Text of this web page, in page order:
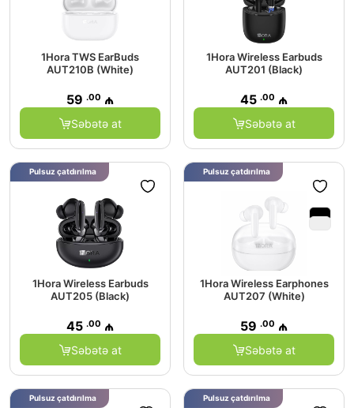
1Hora TWS EarBuds
AUT210B (White)
59 .00 ₼
Səbətə at
1Hora Wireless Earbuds
AUT201 (Black)
45 .00 ₼
Səbətə at
1Hora Wireless Earbuds
AUT205 (Black)
45 .00 ₼
Səbətə at
Pulsuz çatdırılma
1Hora Wireless Earphones
AUT207 (White)
59 .00 ₼
Səbətə at
Pulsuz çatdırılma
Pulsuz çatdırılma Pulsuz çatdırılma